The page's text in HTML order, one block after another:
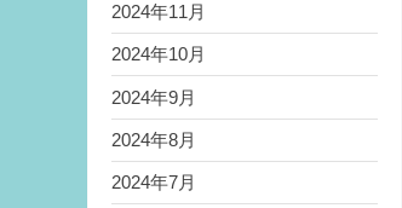
2024年11月
2024年10月
2024年9月
2024年8月
2024年7月